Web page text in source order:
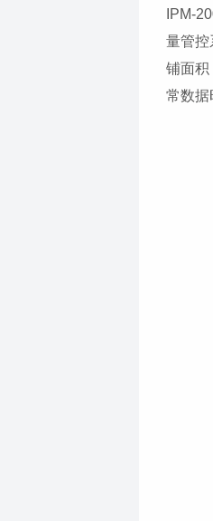
IPM-
量管控
铺面积
常数据